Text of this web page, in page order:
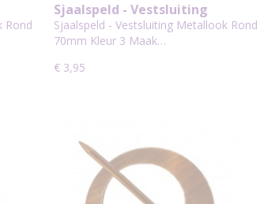
1
Rond
Sjaalspeld - Vestsluiting
Metallook Rond 70mm Kleur 3
Sjaalspeld - Vestsluiting Metallook Rond
70mm Kleur 3 Maak…
€ 3,95